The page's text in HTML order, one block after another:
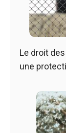
Le droit
une